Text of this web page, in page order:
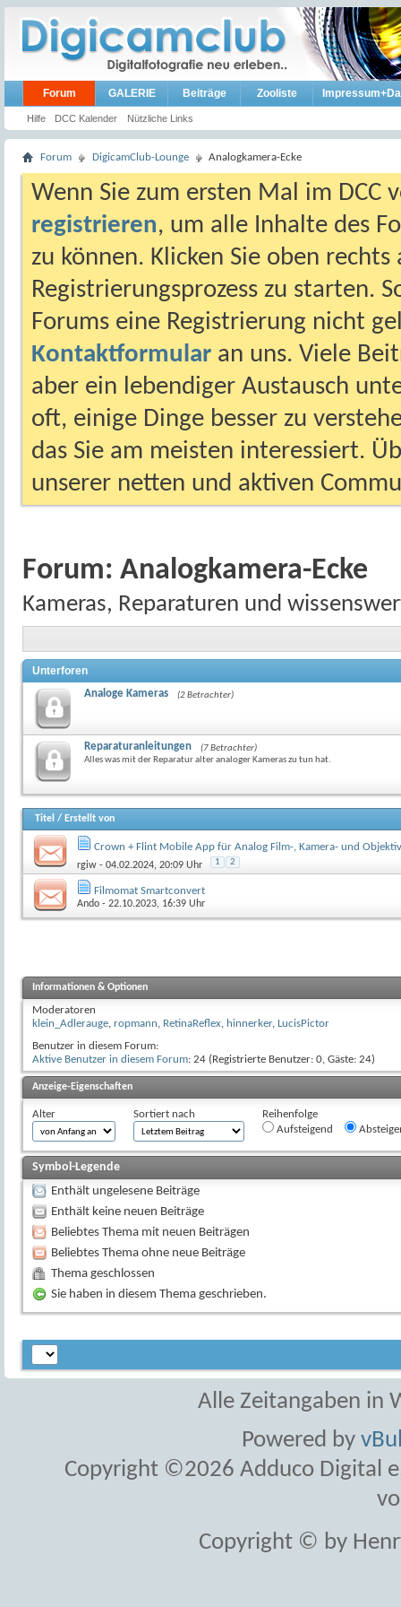
Forum
Hilfe DCC Kalender Nützliche Links
GALERIE Beiträge Zooliste
Forum DigicamClub-Lounge Analogkamera-Ecke
Wenn Sie zum ersten Mal im DCC
registrieren, um alle Inhalte des
zu können. Klicken Sie oben
Registrierungsprozess zu starten.
Forums eine Registrierung nicht
Kontaktformular an uns. Viele
aber ein lebendiger Austausch
oft, einige Dinge besser zu
das Sie am meisten interessiert.
unserer netten und aktiven
Forum: Analogkamera-Ecke
Kameras, Reparaturen und
Unterforen
Analoge Kameras (2 Betrachter)
Reparaturanleitungen
(7 Betrachter)
Alles was mit der Reparatur alter analoger Kameras zu tun hat.
Titel / Erstellt von
Crown + Flint Mobile App für Analog Film-, Kamera- und
rgiw - 04.02.2024, 20:09 Uhr 1 2
Filmomat Smartconvert
Ando - 22.10.2023, 16:39 Uhr
Informationen & Optionen
Moderatoren
klein_Adlerauge, ropmann, RetinaReflex, hinnerker, LucisPictor
Benutzer in diesem Forum:
Aktive Benutzer in diesem Forum: 24 (Registrierte Benutzer: 0, Gäste: 24)
Anzeige-Eigenschaften
Alter Sortiert nach
Reihenfolge
Aufsteigend
Symbol-Legende
Enthält ungelesene Beiträge
Enthält keine neuen Beiträge
Beliebtes Thema mit neuen Beiträgen
Beliebtes Thema ohne neue Beiträge
Thema geschlossen
Sie haben in diesem Thema geschrieben.
Alle Zeitangaben in
Powered by
Copyright ©2026 Adduco Digital
Copyright © by